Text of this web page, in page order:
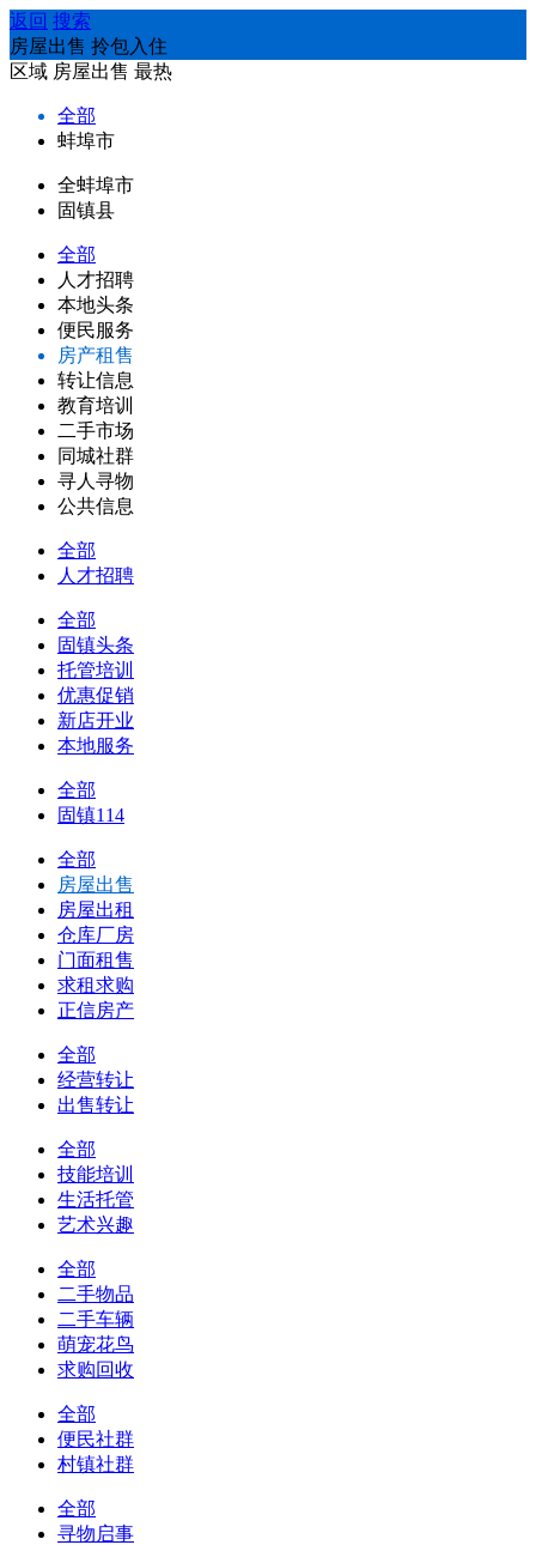
返回 搜索
房屋出售 拎包入住
区域 房屋出售 最热
全部
蚌埠市
全蚌埠市
固镇县
全部
人才招聘
本地头条
便民服务
房产租售
转让信息
教育培训
二手市场
同城社群
寻人寻物
公共信息
全部
人才招聘
全部
固镇头条
托管培训
优惠促销
新店开业
本地服务
全部
固镇114
全部
房屋出售
房屋出租
仓库厂房
门面租售
求租求购
正信房产
全部
经营转让
出售转让
全部
技能培训
生活托管
艺术兴趣
全部
二手物品
二手车辆
萌宠花鸟
求购回收
全部
便民社群
村镇社群
全部
寻物启事